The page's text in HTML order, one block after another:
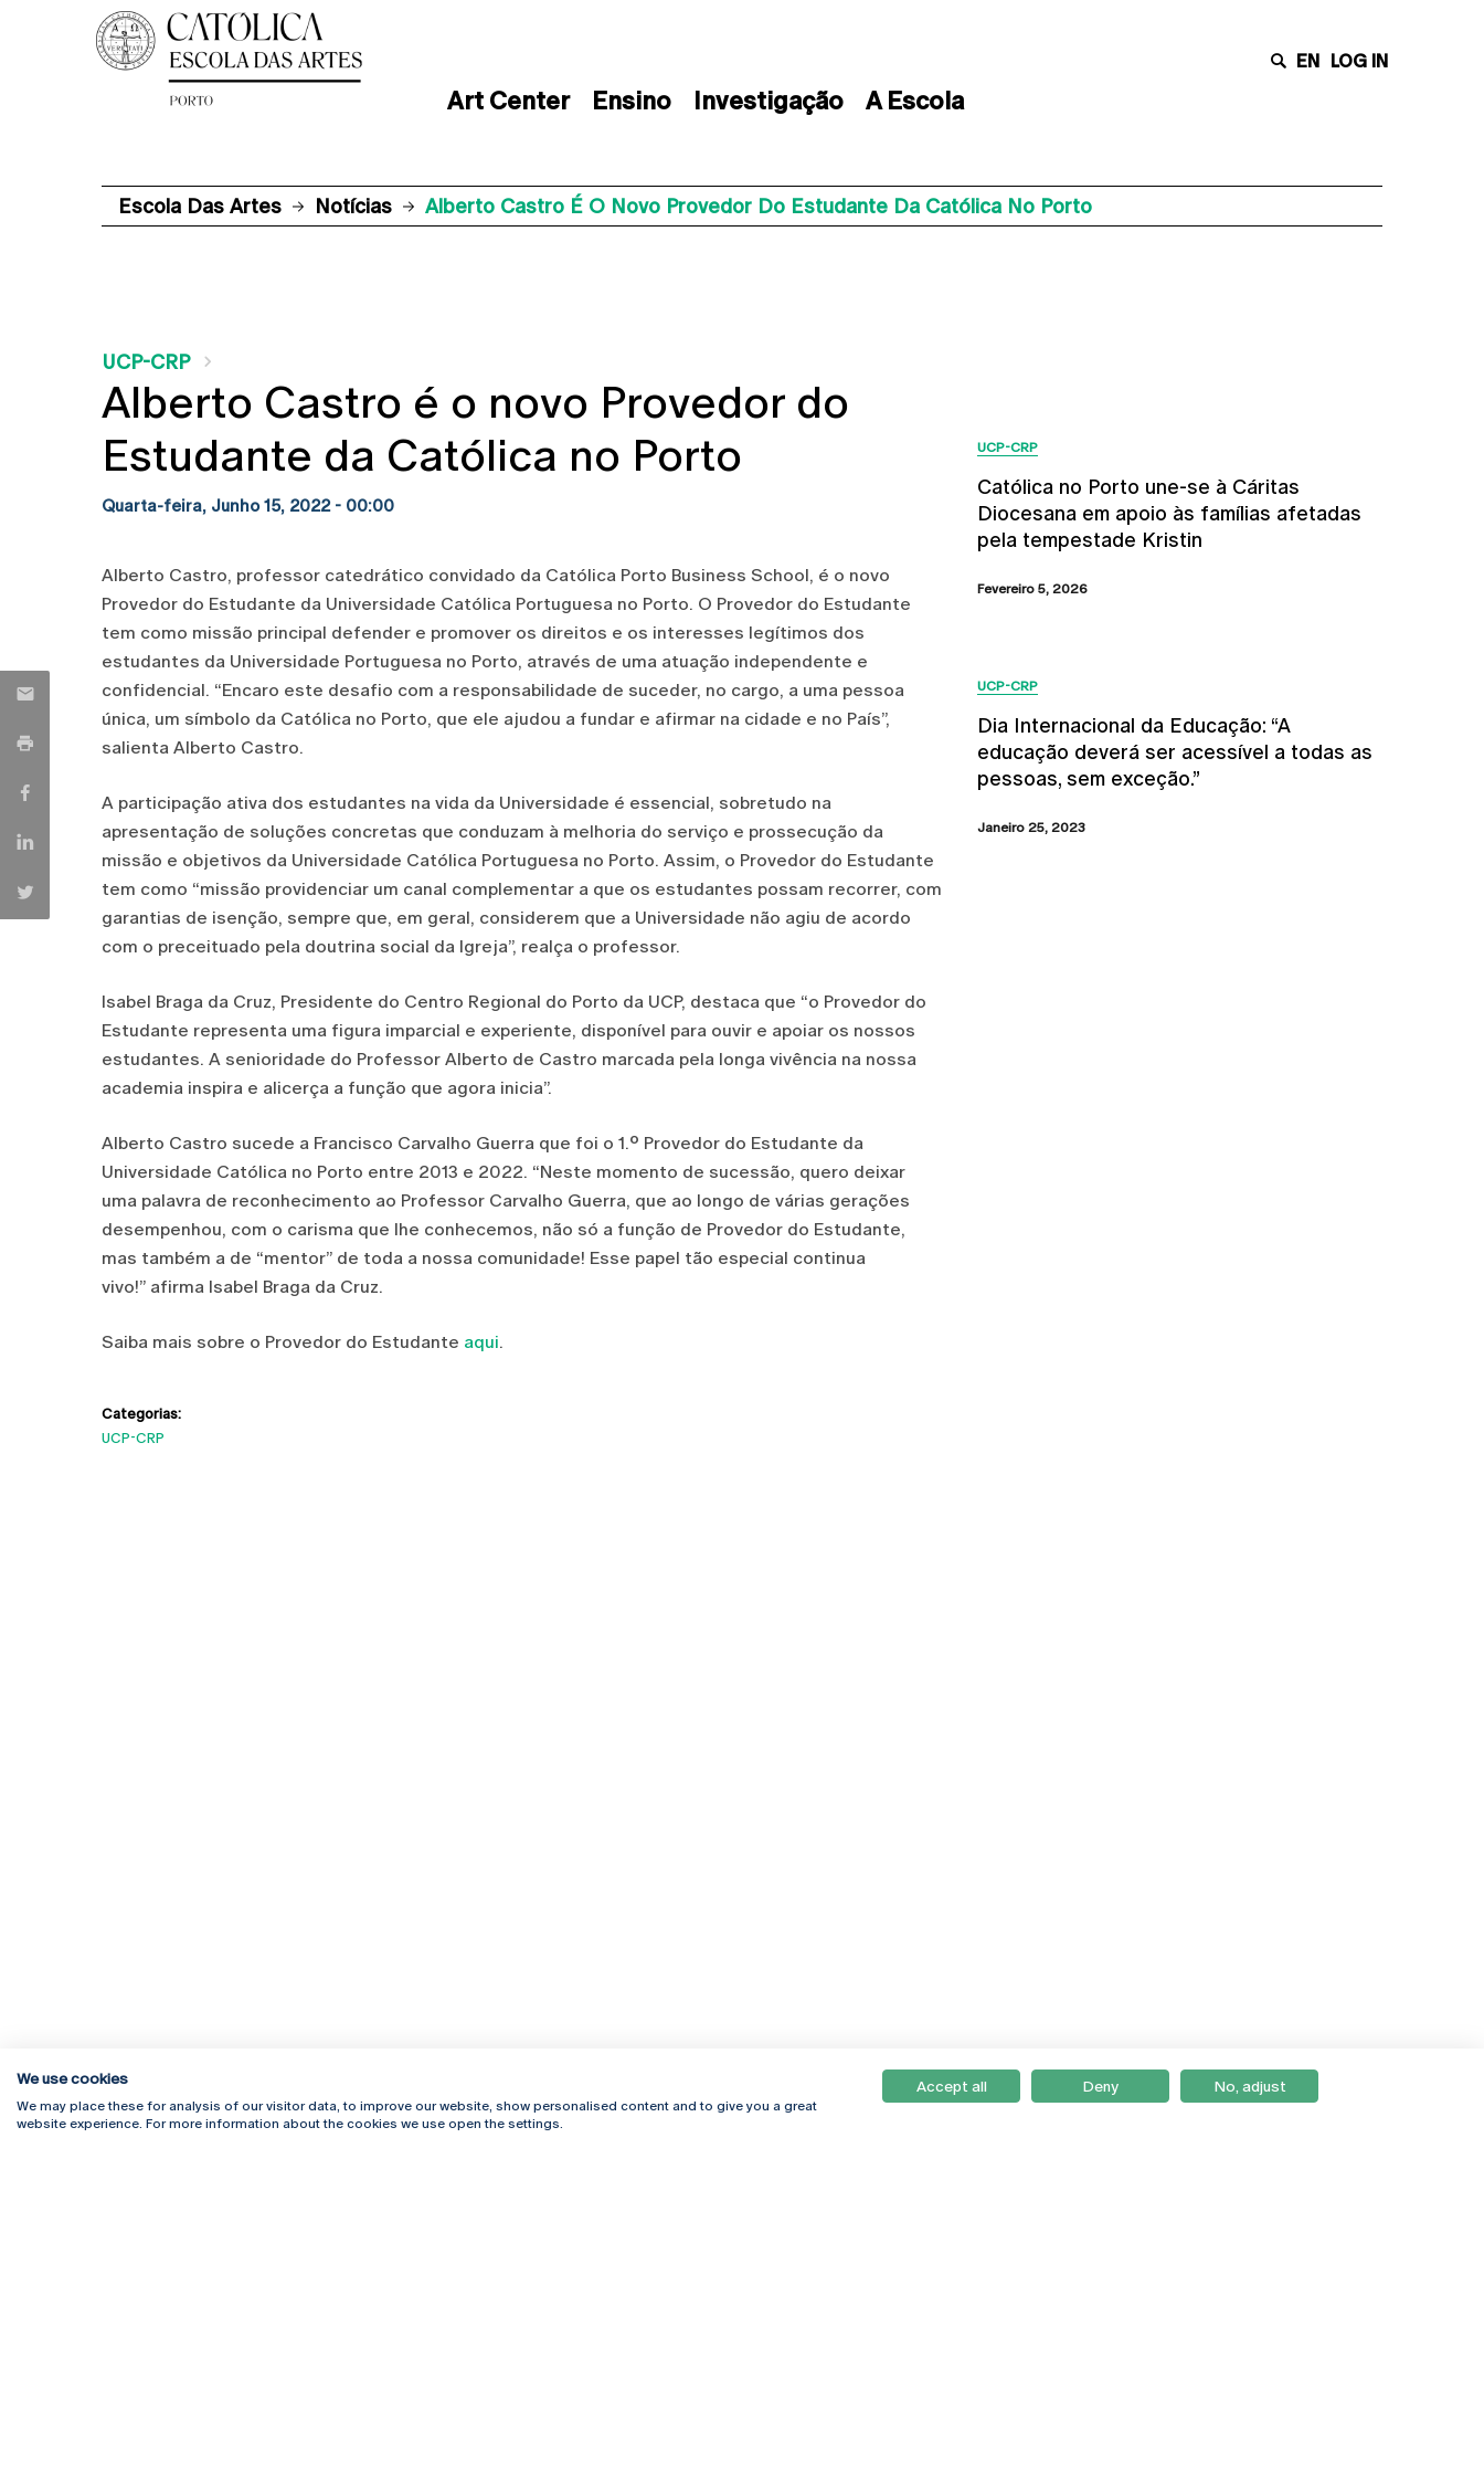
Art Center Ensino Investigação A Escola
EN LOG IN
Escola Das Artes Notícias Alberto Castro É O Novo Provedor Do Estudante Da Católica No Porto
UCP-CRP
Alberto Castro é o novo Provedor do
Estudante da Católica no Porto
Quarta-feira, Junho 15, 2022 - 00:00
Alberto Castro, professor catedrático convidado da Católica Porto Business School, é o novo
Provedor do Estudante da Universidade Católica Portuguesa no Porto. O Provedor do Estudante
tem como missão principal defender e promover os direitos e os interesses legítimos dos
estudantes da Universidade Portuguesa no Porto, através de uma atuação independente e
confidencial. “Encaro este desafio com a responsabilidade de suceder, no cargo, a uma pessoa
única, um símbolo da Católica no Porto, que ele ajudou a fundar e afirmar na cidade e no País”,
salienta Alberto Castro.
A participação ativa dos estudantes na vida da Universidade é essencial, sobretudo na
apresentação de soluções concretas que conduzam à melhoria do serviço e prossecução da
missão e objetivos da Universidade Católica Portuguesa no Porto. Assim, o Provedor do Estudante
tem como “missão providenciar um canal complementar a que os estudantes possam recorrer, com
garantias de isenção, sempre que, em geral, considerem que a Universidade não agiu de acordo
com o preceituado pela doutrina social da Igreja”, realça o professor.
Isabel Braga da Cruz, Presidente do Centro Regional do Porto da UCP, destaca que “o Provedor do
Estudante representa uma figura imparcial e experiente, disponível para ouvir e apoiar os nossos
estudantes. A senioridade do Professor Alberto de Castro marcada pela longa vivência na nossa
academia inspira e alicerça a função que agora inicia”.
Alberto Castro sucede a Francisco Carvalho Guerra que foi o 1.º Provedor do Estudante da
Universidade Católica no Porto entre 2013 e 2022. “Neste momento de sucessão, quero deixar
uma palavra de reconhecimento ao Professor Carvalho Guerra, que ao longo de várias gerações
desempenhou, com o carisma que lhe conhecemos, não só a função de Provedor do Estudante,
mas também a de “mentor” de toda a nossa comunidade! Esse papel tão especial continua
vivo!” afirma Isabel Braga da Cruz.
Saiba mais sobre o Provedor do Estudante aqui.
Categorias:
UCP-CRP
UCP-CRP
Católica no Porto une-se à Cáritas
Diocesana em apoio às famílias afetadas
pela tempestade Kristin
Fevereiro 5, 2026
UCP-CRP
Dia Internacional da Educação: “A
educação deverá ser acessível a todas as
pessoas, sem exceção.”
Janeiro 25, 2023
Rua Diogo Botelho 1327
Campus Online
We use cookies
We may place these for analysis of our visitor data, to improve our website, show personalised content and to give you a great
website experience. For more information about the cookies we use open the settings.
Accept all Deny No, adjust